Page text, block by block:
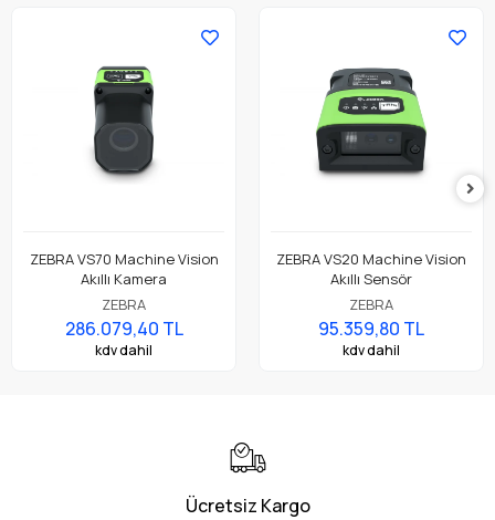
ZEBRA VS70 Machine Vision
Akıllı Kamera
ZEBRA
286.079,40 TL
kdv dahil
ZEBRA VS20 Machine Vision
Akıllı Sensör
ZEBRA
95.359,80 TL
kdv dahil
Ücretsiz Kargo